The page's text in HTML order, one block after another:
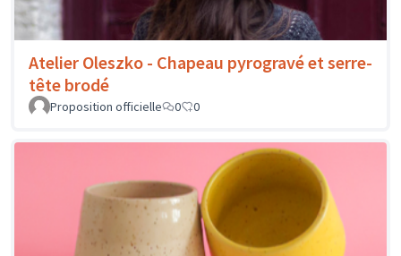
Atelier Oleszko - Chapeau pyrogravé et serre-
tête brodé
Proposition officielle 0 0